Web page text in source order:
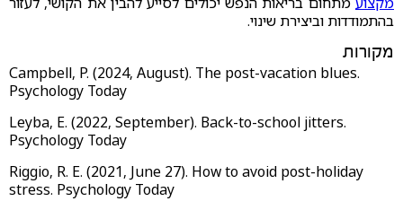
בהתמודדות וביצירת שינוי.
מקורות
Campbell, P. (2024, August). The post-vacation blues.
Psychology Today
Leyba, E. (2022, September). Back-to-school jitters.
Psychology Today
Riggio, R. E. (2021, June 27). How to avoid post-holiday
stress. Psychology Today